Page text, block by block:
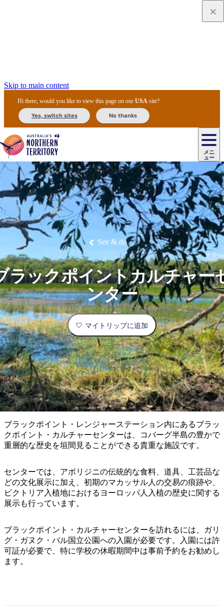
Skip to main content
Hi there, would you like to view this page on ourUSA site?
Yes, switch sites No thanks
メニ
ュー
メ
イ
ン
ビ
ゲ
ー
シ
ョ
ン
エ
リ
ア
最
も
人
気
が
高
い
場
所
ア
ウ
ト
バ
ッ
と
ア
ウ
ト
ド
ア
ア
ー
ズ
ロ
ッ
ク
ダ
ー
ウ
ィ
ン
リ
ス
ス
プ
リ
ン
グ
ズ
カ
カ
ド
ゥ
国
立
公
園
チ
フ
ィ
ー
ル
ド
国
立
ワ
タ
ル
カ
国
立
テ
島
ニ
ト
ミ
ル
ク
公
園
ル
ル
デ
ビ
ル
ズ・
マ
ズ
保
区
ジ
ジ
ャ/
ウ
ェ
ス
ト
マ
ク
ド
国
立
園
ア
ク
テ
ィ
ビ
ィ
体
験
旅
行
タ
イ
プ
現
地
し
た
い
こ
と
住
民
文
化
体
験
ド
＆
ド
リ
ン
ク
ィ
バ
ル
と
イ
ベ
ン
ト
ア・
ア
ク
テ
ィ
ビ
テ
ィ
自
然
と
野
生
歴
史
と
り
ラ
グ
ジ
ュ
ア
リ
体
験
ャ
ン
ピ
ン
グ
ン
ピ
グ
旅
の
ツ
計
画
と
予
約
実
用
的
な
情
報
計
画
ツ
ー
ル
宿
泊
施
設
ド
同
行
ツ
ア
ー
通
機
関
＆
レ
ン
タ
ル
プ
ラ
ン
＆
オ
フ
ァ
ー
See & do
ラックポイントカルチャー
ンター
マイトリップに追加
ブラックポイント・レンジャーステーション内にあるブラッ
クポイント・カルチャーセンターは、コバーグ半島の豊かで
重層的な歴史を垣間見ることができる貴重な施設です。
センターでは、アボリジニの伝統的な食料、道具、工芸品な
どの文化展示に加え、初期のマカッサル人の交易の痕跡や、
ビクトリア入植地におけるヨーロッパ人入植の歴史に関する
展示も行っています。
ブラックポイント・カルチャーセンターを訪れるには、ガリ
グ・ガヌク・バル国立公園への入園が必要です。入園には許
可証が必要で、特に学校の休暇期間中は事前予約をお勧めし
ます。